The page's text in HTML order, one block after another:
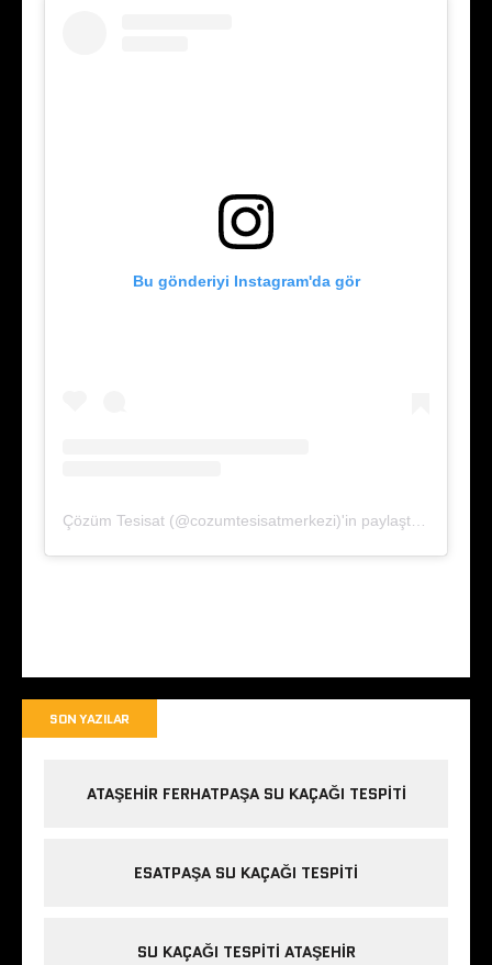
Bu gönderiyi Instagram'da gör
Çözüm Tesisat (@cozumtesisatmerkezi)'in paylaştığı bir gönderi
SON YAZILAR
ATAŞEHIR FERHATPAŞA SU KAÇAĞI TESPITI
ESATPAŞA SU KAÇAĞI TESPITI
SU KAÇAĞI TESPITI ATAŞEHIR